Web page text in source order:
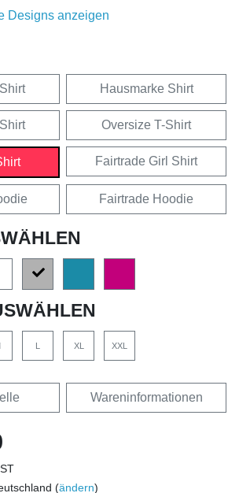
Designs anzeigen
Hausmarke Shirt
Oversize T-Shirt
Fairtrade Girl Shirt
Fairtrade Hoodie
L XL XXL
Wareninformationen
(ändern)